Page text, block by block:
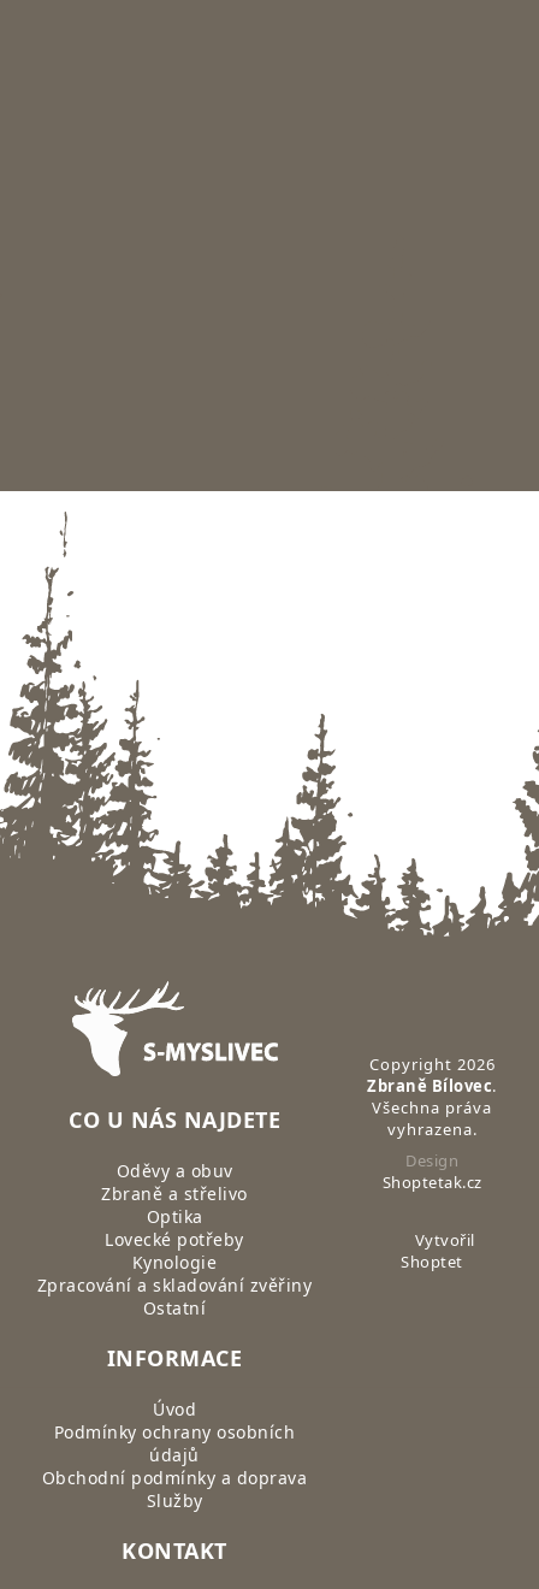
Zápatí
CO U NÁS NAJDETE
Oděvy a obuv
Zbraně a střelivo
Optika
Lovecké potřeby
Kynologie
Zpracování a skladování zvěřiny
Ostatní
INFORMACE
Úvod
Podmínky ochrany osobních
údajů
Obchodní podmínky a doprava
Služby
KONTAKT
Copyright 2026
Zbraně Bílovec.
Všechna práva
vyhrazena.
Design
Shoptetak.cz
Vytvořil
Shoptet